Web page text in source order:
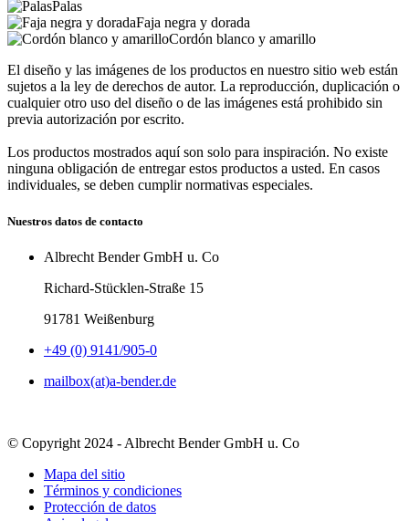
Palas
Faja negra y dorada
Cordón blanco y amarillo
El diseño y las imágenes de los productos en nuestro sitio web están
sujetos a la ley de derechos de autor. La reproducción, duplicación o
cualquier otro uso del diseño o de las imágenes está prohibido sin
previa autorización por escrito.
Los productos mostrados aquí son solo para inspiración. No existe
ninguna obligación de entregar estos productos a usted. En casos
individuales, se deben cumplir normativas especiales.
Nuestros datos de contacto
Albrecht Bender GmbH u. Co
Richard-Stücklen-Straße 15
91781 Weißenburg
+49 (0) 9141/905-0
mailbox(at)a-bender.de
© Copyright 2024 - Albrecht Bender GmbH u. Co
Mapa del sitio
Términos y condiciones
Protección de datos